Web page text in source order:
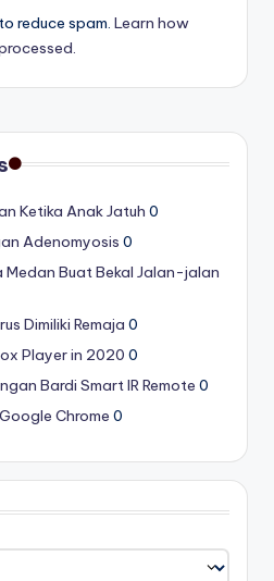
reduce spam. Learn how
Ketika Anak Jatuh 0
Adenomyosis 0
Medan Buat Bekal Jalan-jalan
Dimiliki Remaja 0
Player in 2020 0
Bardi Smart IR Remote 0
Chrome 0